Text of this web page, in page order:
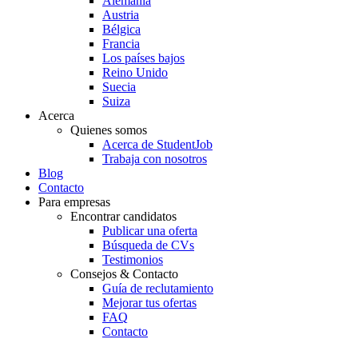
Austria
Bélgica
Francia
Los países bajos
Reino Unido
Suecia
Suiza
Acerca
Quienes somos
Acerca de StudentJob
Trabaja con nosotros
Blog
Contacto
Para empresas
Encontrar candidatos
Publicar una oferta
Búsqueda de CVs
Testimonios
Consejos & Contacto
Guía de reclutamiento
Mejorar tus ofertas
FAQ
Contacto